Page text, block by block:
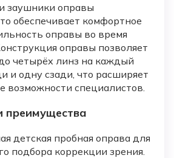
заушники оправы
обеспечивает комфортное
оправы во время
оправы позволяет
четырёх линз на каждый
и одну сзади, что расширяет
возможности специалистов.
преимущества
детская пробная оправа для
подбора коррекции зрения.